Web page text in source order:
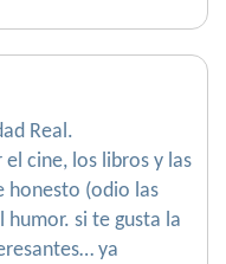
Real.
cine, los libros y las
honesto (odio las
humor. si te gusta la
ya